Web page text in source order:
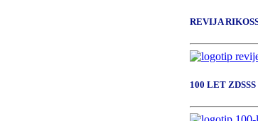
REVIJA
100 LET ZDSSS